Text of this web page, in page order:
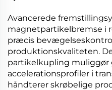
Avancerede
magnetpartikelbremse i
præcis
produktionskvaliteten.
partikelkupling muliggør
accelerationsprofiler i
håndterer skrøbelige